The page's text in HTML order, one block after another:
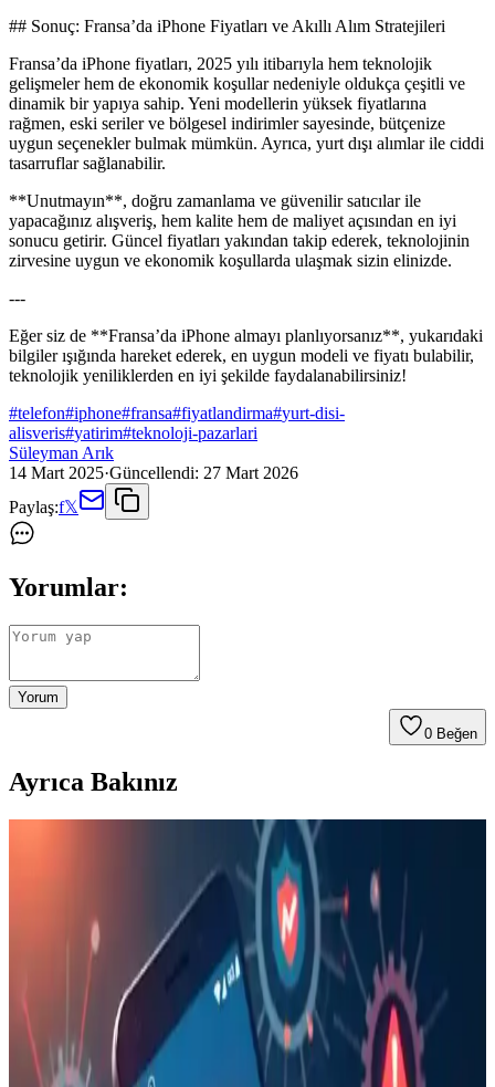
## Sonuç: Fransa’da iPhone Fiyatları ve Akıllı Alım Stratejileri
Fransa’da iPhone fiyatları, 2025 yılı itibarıyla hem teknolojik
gelişmeler hem de ekonomik koşullar nedeniyle oldukça çeşitli ve
dinamik bir yapıya sahip. Yeni modellerin yüksek fiyatlarına
rağmen, eski seriler ve bölgesel indirimler sayesinde, bütçenize
uygun seçenekler bulmak mümkün. Ayrıca, yurt dışı alımlar ile ciddi
tasarruflar sağlanabilir.
**Unutmayın**, doğru zamanlama ve güvenilir satıcılar ile
yapacağınız alışveriş, hem kalite hem de maliyet açısından en iyi
sonucu getirir. Güncel fiyatları yakından takip ederek, teknolojinin
zirvesine uygun ve ekonomik koşullarda ulaşmak sizin elinizde.
---
Eğer siz de **Fransa’da iPhone almayı planlıyorsanız**, yukarıdaki
bilgiler ışığında hareket ederek, en uygun modeli ve fiyatı bulabilir,
teknolojik yeniliklerden en iyi şekilde faydalanabilirsiniz!
#telefon#iphone#fransa#fiyatlandirma#yurt-disi-
alisveris#yatirim#teknoloji-pazarlari
Süleyman Arık
14 Mart 2025·Güncellendi: 27 Mart 2026
Paylaş:f𝕏
Yorumlar:
Yorum
0 Beğen
Ayrıca Bakınız
Ally 9.0 Akıllı Tahta, Tablet ve Telefon Stylus
Kalem: Yüksek Hassasiyetli ve Ergonomik Tasarım
Ally 9.0 stylus kalem, yüksek hassasiyet, uyumluluk ve ergonomik
tasarımıyla akıllı tahta, tablet ve telefonlarda pratik kullanım sağlar,
yoğun çalışma ve eğitim ortamlarına uygun bir seçenektir.
16 Gün Kar Altında Kalan iPhone'un Dayanıklılığı
ve Soğukta Elektronik Performansı
Saskatchewan'da 16 gün kar altında kalan iPhone, karın izolasyon